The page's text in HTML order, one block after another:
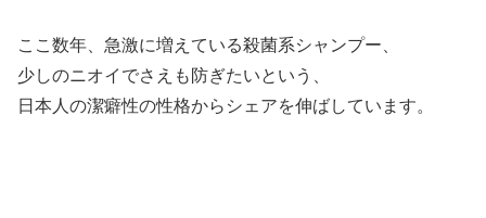
ここ数年、急激に増えている殺菌系シャンプー、
少しのニオイでさえも防ぎたいという、
日本人の潔癖性の性格からシェアを伸ばしています。